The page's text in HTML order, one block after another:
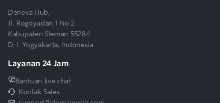
12
Apakah saya bisa melakukan upgrade
hosting ke paket lain?
teknis?
14 Apakah tersedia jaminan uptime?
Deneva Hub,
Jl. Rogoyudan 1 No.2
Kabupaten Sleman 55284
D. I. Yogyakarta, Indonesia
Layanan 24 Jam
Bantuan live chat
Kontak Sales